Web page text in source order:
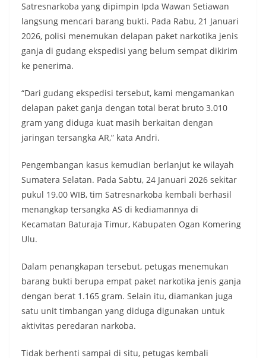
Satresnarkoba yang dipimpin Ipda Wawan Setiawan
langsung mencari barang bukti. Pada Rabu, 21 Januari
2026, polisi menemukan delapan paket narkotika jenis
ganja di gudang ekspedisi yang belum sempat dikirim
ke penerima.
“Dari gudang ekspedisi tersebut, kami mengamankan
delapan paket ganja dengan total berat bruto 3.010
gram yang diduga kuat masih berkaitan dengan
jaringan tersangka AR,” kata Andri.
Pengembangan kasus kemudian berlanjut ke wilayah
Sumatera Selatan. Pada Sabtu, 24 Januari 2026 sekitar
pukul 19.00 WIB, tim Satresnarkoba kembali berhasil
menangkap tersangka AS di kediamannya di
Kecamatan Baturaja Timur, Kabupaten Ogan Komering
Ulu.
Dalam penangkapan tersebut, petugas menemukan
barang bukti berupa empat paket narkotika jenis ganja
dengan berat 1.165 gram. Selain itu, diamankan juga
satu unit timbangan yang diduga digunakan untuk
aktivitas peredaran narkoba.
Tidak berhenti sampai di situ, petugas kembali